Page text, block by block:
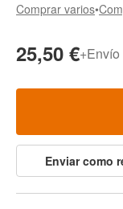
Comprar varios•
25,50 €+
Enviar como